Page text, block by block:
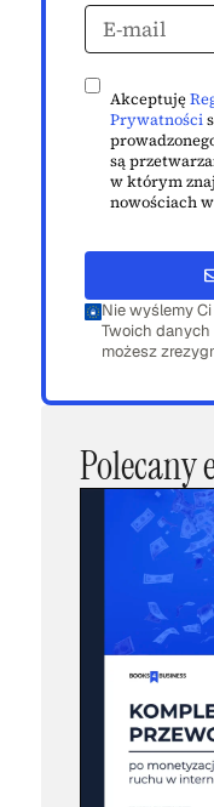
Akceptuję
Prywatności
są
w którym
nowościach
Nie wyślemy
Twoich
możesz
Polecany